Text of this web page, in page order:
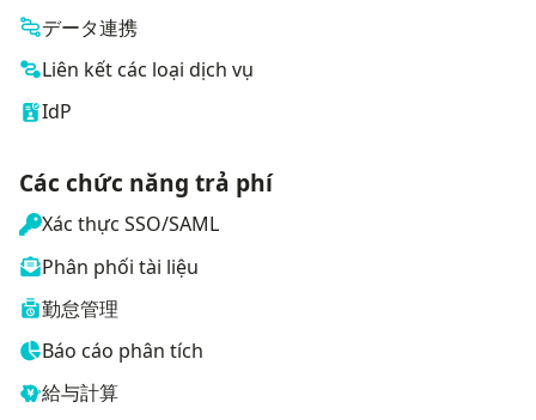
データ連携
Liên kết các loại dịch vụ
IdP
Các chức năng trả phí
Xác thực SSO/SAML
Phân phối tài liệu
勤怠管理
Báo cáo phân tích
給与計算